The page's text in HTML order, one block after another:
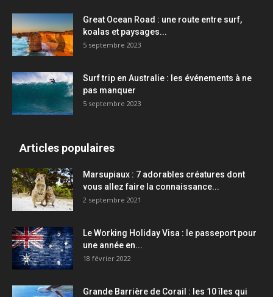
Great Ocean Road : une route entre surf,
koalas et paysages...
5 septembre 2023
Surf trip en Australie : les événements à ne
pas manquer
5 septembre 2023
Articles populaires
Marsupiaux : 7 adorables créatures dont
vous allez faire la connaissance...
2 septembre 2021
Le Working Holiday Visa : le passeport pour
une année en...
18 février 2022
Grande Barrière de Corail : les 10 îles qui